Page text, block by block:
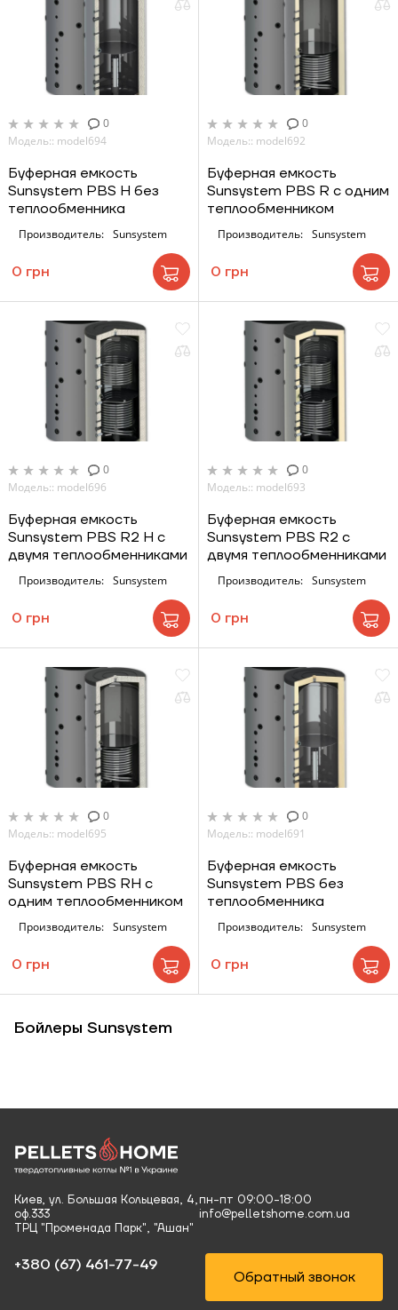
0
Модель:: model694
Буферная емкость
Sunsystem PBS H без
теплообменника
Производитель: Sunsystem
0 грн
0
Модель:: model692
Буферная емкость
Sunsystem PBS R с одним
теплообменником
Производитель: Sunsystem
0 грн
0
Модель:: model696
Буферная емкость
Sunsystem PBS R2 H с
двумя теплообменниками
Производитель: Sunsystem
0 грн
0
Модель:: model693
Буферная емкость
Sunsystem PBS R2 с
двумя теплообменниками
Производитель: Sunsystem
0 грн
0
Модель:: model695
Буферная емкость
Sunsystem PBS RH с
одним теплообменником
Производитель: Sunsystem
0 грн
0
Модель:: model691
Буферная емкость
Sunsystem PBS без
теплообменника
Производитель: Sunsystem
0 грн
Бойлеры Sunsystem
Киев, ул. Большая Кольцевая, 4,
оф.333
ТРЦ "Променада Парк", "Ашан"
пн-пт 09:00-18:00
info@pelletshome.com.ua
+380 (67) 461-77-49‬
Обратный звонок